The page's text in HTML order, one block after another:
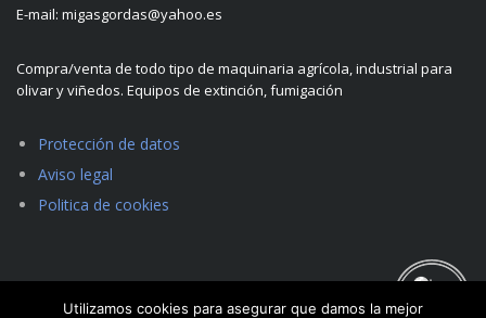
E-mail: migasgordas@yahoo.es
Compra/venta de todo tipo de maquinaria agrícola, industrial para
olivar y viñedos. Equipos de extinción, fumigación
Protección de datos
Aviso legal
Politica de cookies
Utilizamos cookies para asegurar que damos la mejor